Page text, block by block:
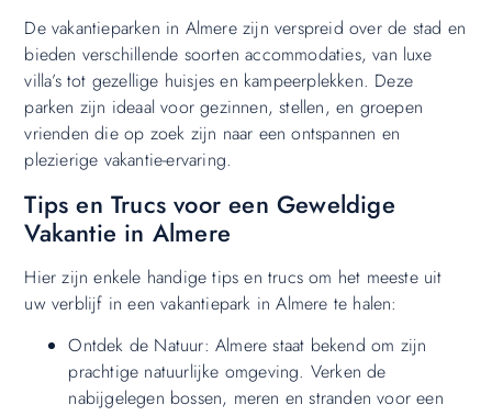
De vakantieparken in Almere zijn verspreid over de stad en
bieden verschillende soorten accommodaties, van luxe
villa’s tot gezellige huisjes en kampeerplekken. Deze
parken zijn ideaal voor gezinnen, stellen, en groepen
vrienden die op zoek zijn naar een ontspannen en
plezierige vakantie-ervaring.
Tips en Trucs voor een Geweldige
Vakantie in Almere
Hier zijn enkele handige tips en trucs om het meeste uit
uw verblijf in een vakantiepark in Almere te halen:
Ontdek de Natuur: Almere staat bekend om zijn
prachtige natuurlijke omgeving. Verken de
nabijgelegen bossen, meren en stranden voor een